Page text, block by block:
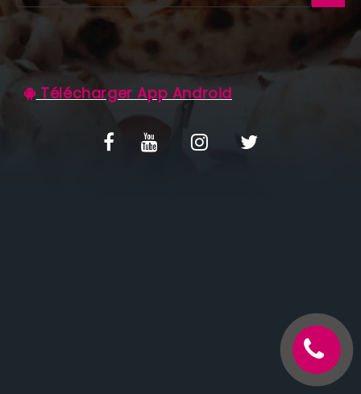
MENTIONS LÉGALES
Télécharger App Android